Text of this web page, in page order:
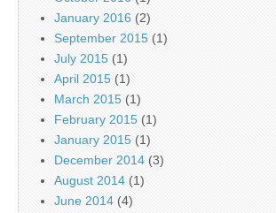
January 2016 (2)
September 2015 (1)
July 2015 (1)
April 2015 (1)
March 2015 (1)
February 2015 (1)
January 2015 (1)
December 2014 (3)
August 2014 (1)
June 2014 (4)